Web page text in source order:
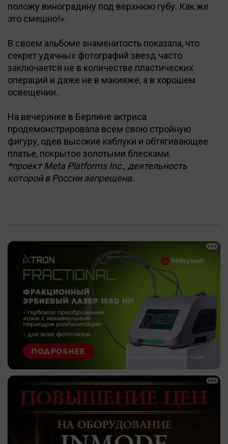
положу виноградину под верхнюю губу. Как же
это смешно!».
В своем альбоме знаменитость показала, что
секрет удачных фотографий звезд часто
заключается не в количестве пластических
операций и даже не в макияже, а в хорошем
освещении.
На вечеринке в Берлине актриса
продемонстрировала всем свою стройную
фигуру, одев высокие каблуки и обтягивающее
платье, покрытое золотыми блесками.
*проект Meta Platforms Inc., деятельность
которой в России запрещена.